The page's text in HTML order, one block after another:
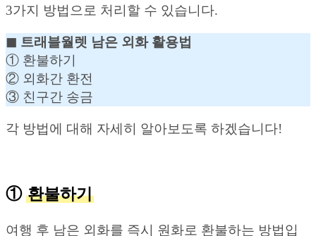
3가지 방법으로 처리할 수 있습니다.
◼︎ 트래블월렛 남은 외화 활용법
① 환불하기
② 외화간 환전
③ 친구간 송금
각 방법에 대해 자세히 알아보도록 하겠습니다!
① 환불하기
여행 후 남은 외화를 즉시 원화로 환불하는 방법입